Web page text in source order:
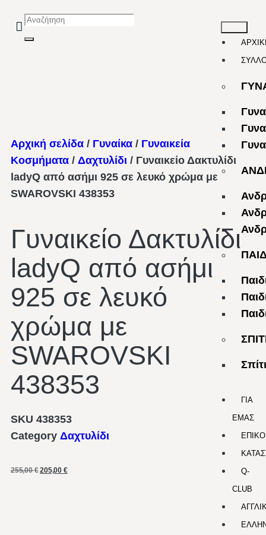
ΓΙΑ
ΕΜΑΣ
Q-
CLUB
Αρχική σελίδα / Γυναίκα / Γυναικεία
Κοσμήματα / Δαχτυλίδι / Γυναικείο Δακτυλίδι
ladyQ από ασήμι 925 σε λευκό χρώμα με
SWAROVSKI 438353
Γυναικείο Δακτυλίδι
ladyQ από ασήμι
925 σε λευκό
χρώμα με
SWAROVSKI
438353
SKU 438353
Category Δαχτυλίδι
255,00€ 205,00 €